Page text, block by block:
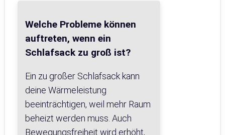
Welche Probleme können
auftreten, wenn ein
Schlafsack zu groß ist?
Ein zu großer Schlafsack kann
deine Wärmeleistung
beeinträchtigen, weil mehr Raum
beheizt werden muss. Auch
Bewegungsfreiheit wird erhöht,